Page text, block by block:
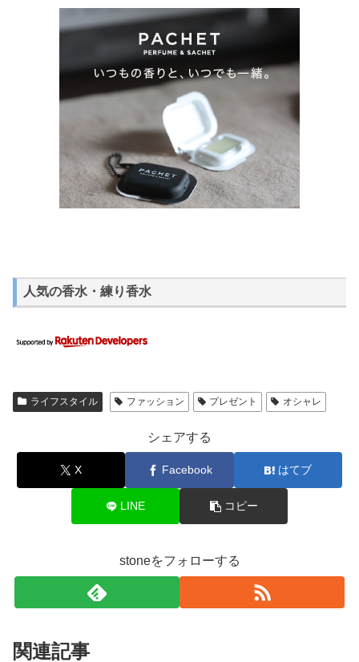
人気の香水・練り香水
ライフスタイル ファッション プレゼント オシャレ
シェアする
X Facebook はてブ
LINE コピー
stoneをフォローする
関連記事